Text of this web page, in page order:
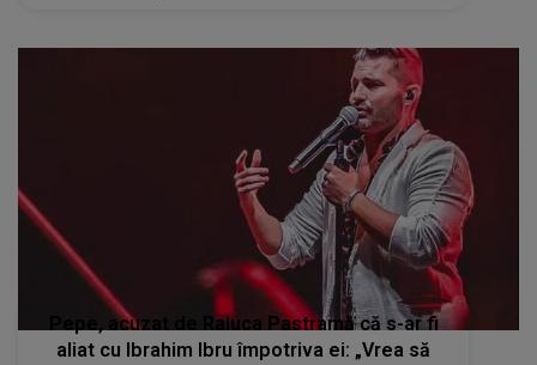
Pepe, acuzat de Raluca Pastramă că s-ar fi
aliat cu Ibrahim Ibru împotriva ei: „Vrea să